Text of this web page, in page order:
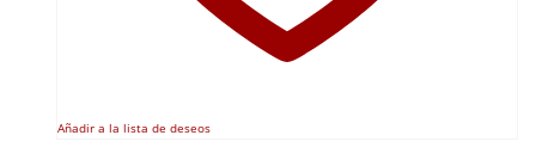
Añadir a la lista de deseos